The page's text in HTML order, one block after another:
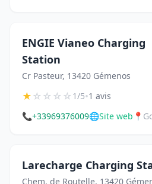
ENGIE Vianeo Charging
Station
Cr Pasteur, 13420 Gémenos
★☆☆☆☆1/5•1 avis
📞+33969376009🌐Site web 📍
Larecharge Charging
Chem. de Routelle, 13420